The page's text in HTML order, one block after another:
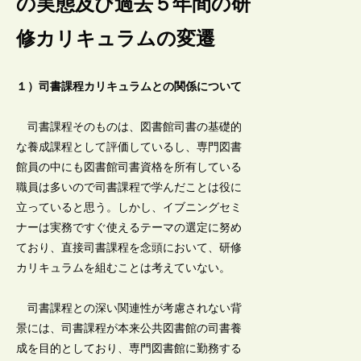
修カリキュラムの変遷
１）司書課程カリキュラムとの関係について
司書課程そのものは、図書館司書の基礎的
な養成課程として評価しているし、専門図書
館員の中にも図書館司書資格を所有している
職員は多いので司書課程で学んだことは役に
立っていると思う。しかし、イブニングセミ
ナーは実務ですぐ使えるテーマの選定に努め
ており、直接司書課程を念頭において、研修
カリキュラムを組むことは考えていない。
司書課程との深い関連性が考慮されない背
景には、司書課程が本来公共図書館の司書養
成を目的としており、専門図書館に勤務する